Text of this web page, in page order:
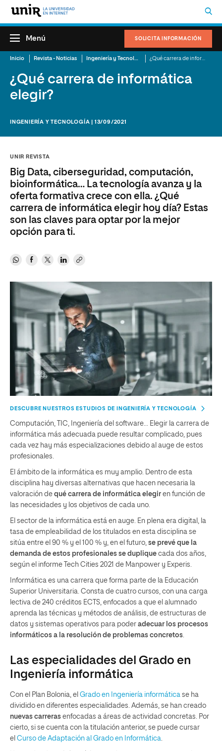
SOLICITA INFORMACIÓN
Menú
Inicio Revista - Noticias Ingeniería y Tecnología
¿Qué carrera de informática
elegir?
INGENIERÍA Y TECNOLOGÍA | 13/09/2021
UNIR REVISTA
Big Data, ciberseguridad, computación,
bioinformática… La tecnología avanza y la
oferta formativa crece con ella. ¿Qué
carrera de informática elegir hoy día? Estas
son las claves para optar por la mejor
opción para ti.
DESCUBRE NUESTROS ESTUDIOS DE INGENIERÍA Y TECNOLOGÍA
Computación, TIC, Ingeniería del software… Elegir la carrera de
informática más adecuada puede resultar complicado, pues
cada vez hay más especializaciones debido al auge de estos
profesionales.
El ámbito de la informática es muy amplio. Dentro de esta
disciplina hay diversas alternativas que hacen necesaria la
valoración de qué carrera de informática elegir en función de
las necesidades y los objetivos de cada uno.
El sector de la informática está en auge. En plena era digital, la
tasa de empleabilidad de los titulados en esta disciplina se
sitúa entre el 90 % y el 100 % y, en el futuro, se prevé que la
demanda de estos profesionales se duplique cada dos años,
según el informe Tech Cities 2021 de Manpower y Experis.
Informática es una carrera que forma parte de la Educación
Superior Universitaria. Consta de cuatro cursos, con una carga
lectiva de 240 créditos ECTS, enfocados a que el alumnado
aprenda las técnicas y métodos de análisis, de estructuras de
datos y sistemas operativos para poder adecuar los procesos
informáticos a la resolución de problemas concretos
Las especialidades del Grado en
Ingeniería informática
Con el Plan Bolonia, el Grado en Ingeniería informática se ha
dividido en diferentes especialidades. Además, se han creado
nuevas carreras enfocadas a áreas de actividad concretas. Por
cierto, si se cuenta con la titulación anterior, se puede cursar
el Curso de Adaptación al Grado en Informática